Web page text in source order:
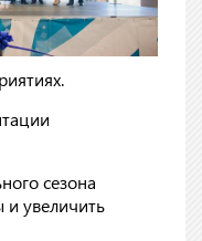
сезона
и увеличить